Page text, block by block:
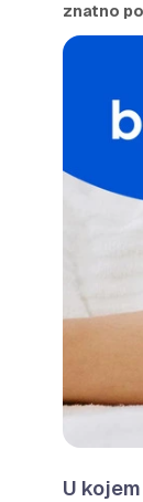
znatno
U